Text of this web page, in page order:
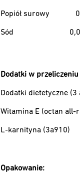
Popiół surowy
Sód
Dodatki w przeliczeniu
Dodatki dietetyczne (3
Witamina E (octan
L-karnityna (3a910)
Opakowanie: